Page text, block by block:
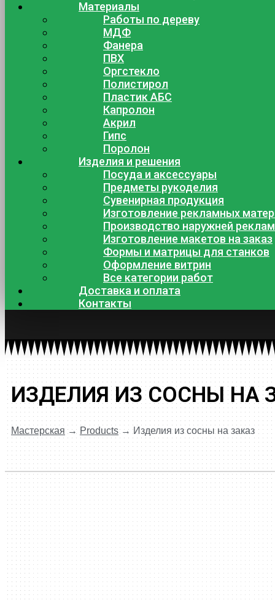
Материалы
Работы по дереву
МДФ
Фанера
ПВХ
Оргстекло
Полистирол
Пластик АБС
Капролон
Акрил
Гипс
Поролон
Изделия и решения
Посуда и аксессуары
Предметы рукоделия
Сувенирная продукция
Изготовление рекламных
Производство наружней
Изготовление макетов на заказ
Формы и матрицы для станков
Оформление витрин
Все категории работ
Доставка и оплата
Контакты
ИЗДЕЛИЯ ИЗ СОСНЫ НА
Мастерская → Products→Изделия из сосны на заказ